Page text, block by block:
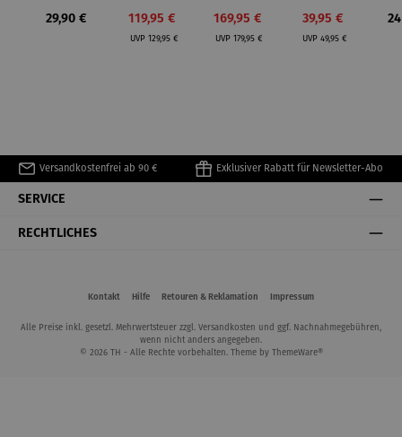
Regulärer Preis:
29,90 €
Edition
Verkaufspreis:
119,95 €
UVP Regulärer Preis:
129,95 €
Edition
Verkaufspreis:
169,95 €
UVPRegulärer Preis:
179,95 €
Verkaufspreis:
39,95 €
UVPRegulärer Preis:
49,95 €
Versandkostenfrei ab 90 € Exklusiver Rabatt für Newsletter-Abo
SERVICE
RECHTLICHES
Kontakt Hilfe Retouren & Reklamation Impressum
Alle Preise inkl. gesetzl. Mehrwertsteuer zzgl. Versandkosten und ggf. Nachnahmegebühren,
wenn nicht anders angegeben.
© 2026 TH - Alle Rechte vorbehalten. Theme by ThemeWare®